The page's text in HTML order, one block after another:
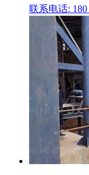
联系电话: 180